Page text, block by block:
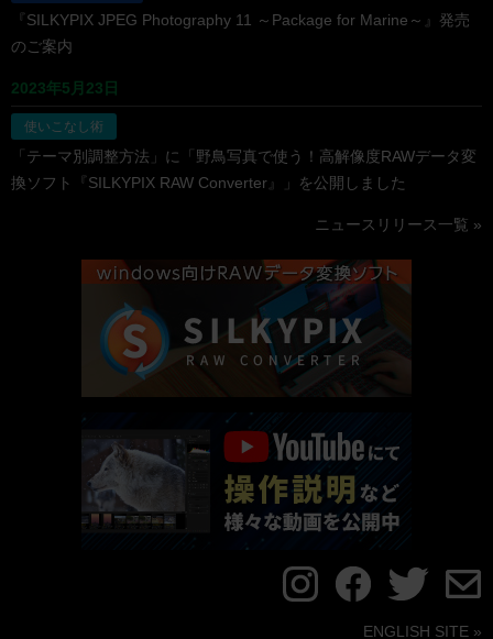
『SILKYPIX JPEG Photography 11 ～Package for Marine～』発売
のご案内
2023年5月23日
使いこなし術
「テーマ別調整方法」に「野鳥写真で使う！高解像度RAWデータ変
換ソフト『SILKYPIX RAW Converter』」を公開しました
ニュースリリース一覧 »
ENGLISH SITE »